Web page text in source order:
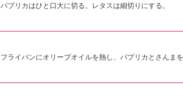
パプリカはひと口大に切る。レタスは細切りにする。
フライパンにオリーブオイルを熱し、パプリカとさんま